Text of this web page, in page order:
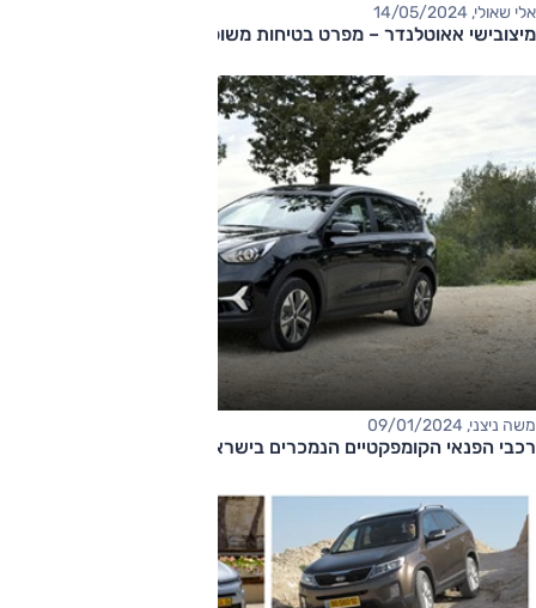
אלי שאולי, 14/05/2024
מיצובישי אאוטלנדר – מפרט בטיחות משופר
משה ניצני, 09/01/2024
רכבי הפנאי הקומפקטיים הנמכרים בישראל 2023